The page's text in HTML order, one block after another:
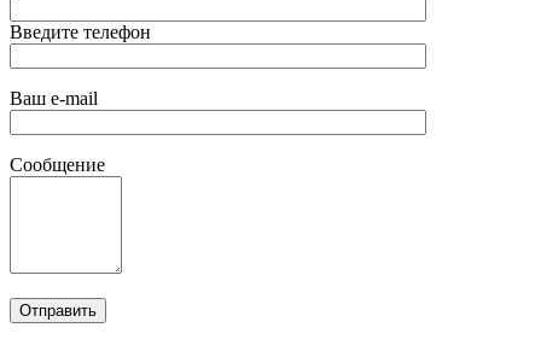
Введите телефон
Ваш e-mail
Сообщение